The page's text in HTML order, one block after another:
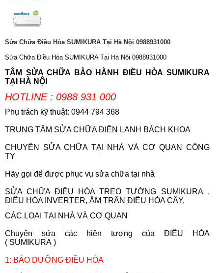
Sửa Chữa Điều Hòa SUMIKURA Tại Hà Nội 0988931000
Sửa Chữa Điều Hòa SUMIKURA Tại Hà Nội 0988931000
TÂM SỬA CHỮA BẢO HÀNH ĐIỀU HÒA SUMIKURA
TẠI HÀ NỘI
HOTLINE : 0988 931 000
Phụ trách kỹ thuật: 0944 794 368
TRUNG TÂM SỬA CHỮA ĐIỆN LẠNH BÁCH KHOA
CHUYÊN SỬA CHỮA TẠI NHÀ VÀ CƠ QUAN CÔNG
TY
Hãy gọi để được phục vụ sửa chữa tại nhà
SỬA CHỮA ĐIỀU HÒA TREO TƯỜNG SUMIKURA ,
ĐIỀU HÒA INVERTER, ÂM TRẦN ĐIỀU HÒA CÂY,
CÁC LOẠI TẠI NHÀ VÀ CƠ QUAN
Chuyên sửa các hiện tượng của ĐIỀU HÒA
( SUMIKURA )
1: BẢO DƯỠNG ĐIỀU HÒA